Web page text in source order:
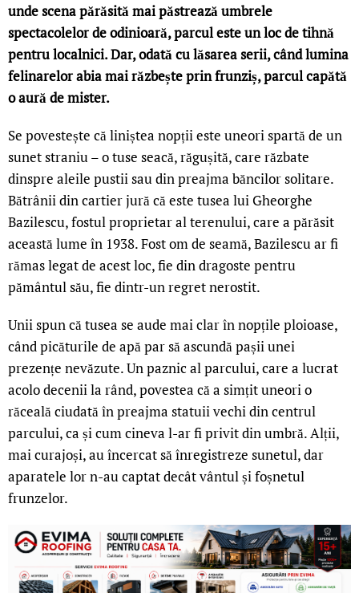
unde scena părăsită mai păstrează umbrele
spectacolelor de odinioară, parcul este un loc de tihnă
pentru localnici. Dar, odată cu lăsarea serii, când lumina
felinarelor abia mai răzbește prin frunziș, parcul capătă
o aură de mister.
Se povestește că liniștea nopții este uneori spartă de un
sunet straniu – o tuse seacă, răgușită, care răzbate
dinspre aleile pustii sau din preajma băncilor solitare.
Bătrânii din cartier jură că este tusea lui Gheorghe
Bazilescu, fostul proprietar al terenului, care a părăsit
această lume în 1938. Fost om de seamă, Bazilescu ar fi
rămas legat de acest loc, fie din dragoste pentru
pământul său, fie dintr-un regret nerostit.
Unii spun că tusea se aude mai clar în nopțile ploioase,
când picăturile de apă par să ascundă pașii unei
prezențe nevăzute. Un paznic al parcului, care a lucrat
acolo decenii la rând, povestea că a simțit uneori o
răceală ciudată în preajma statuii vechi din centrul
parcului, ca și cum cineva l-ar fi privit din umbră. Alții,
mai curajoși, au încercat să înregistreze sunetul, dar
aparatele lor n-au captat decât vântul și foșnetul
frunzelor.